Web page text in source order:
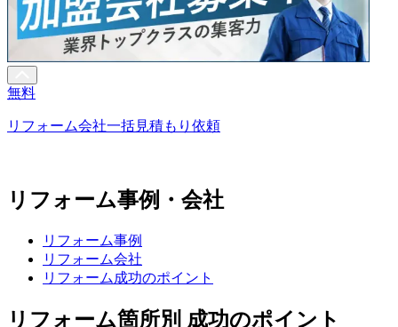
無料
リフォーム会社一括見積もり依頼
リフォーム事例・会社
リフォーム事例
リフォーム会社
リフォーム成功のポイント
リフォーム箇所別 成功のポイント